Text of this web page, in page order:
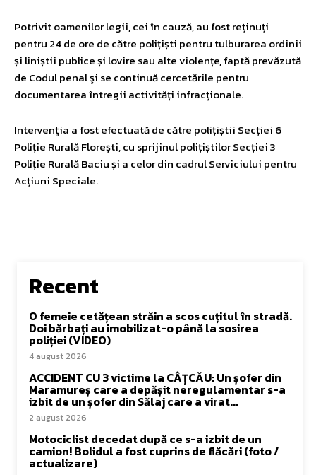
Potrivit oamenilor legii, cei în cauză, au fost reținuți
pentru 24 de ore de către polițiști pentru tulburarea ordinii
și liniștii publice și lovire sau alte violențe, faptă prevăzută
de Codul penal şi se continuă cercetările pentru
documentarea întregii activități infracționale.
Intervenţia a fost efectuată de către polițiștii Secției 6
Poliție Rurală Florești, cu sprijinul polițiștilor Secției 3
Poliție Rurală Baciu și a celor din cadrul Serviciului pentru
Acțiuni Speciale.
Recent
O femeie cetățean străin a scos cuțitul în stradă.
Doi bărbați au imobilizat-o până la sosirea
poliției (VIDEO)
4 august 2026
ACCIDENT CU 3 victime la CÂȚCĂU: Un șofer din
Maramureș care a depășit neregulamentar s-a
izbit de un șofer din Sălaj care a virat...
2 august 2026
Motociclist decedat după ce s-a izbit de un
camion! Bolidul a fost cuprins de flăcări (foto /
actualizare)